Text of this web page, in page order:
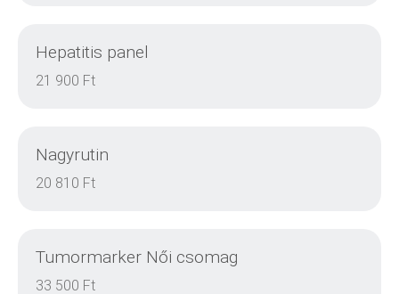
Hepatitis panel
21 900 Ft
Nagyrutin
20 810 Ft
Tumormarker Női csomag
33 500 Ft